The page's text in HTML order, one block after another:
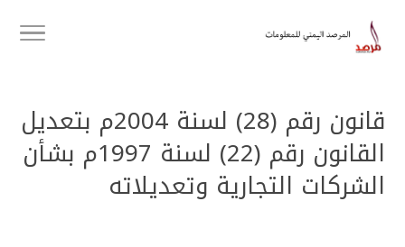
قانون رقم (28) لسنة 2004م بتعديل
القانون رقم (22) لسنة 1997م بشأن
الشركات التجارية وتعديلاته